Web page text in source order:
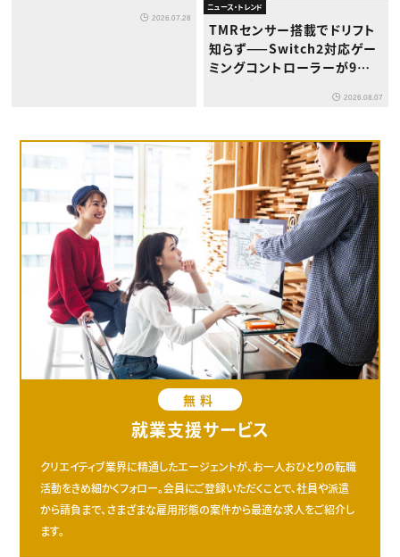
2026.07.28
ニュース・トレンド
TMRセンサー搭載でドリフト
知らず——Switch2対応ゲー
ミングコントローラーが9月
2026.08.07
無料
就業支援サービス
クリエイティブ業界に精通したエージェントが、お一人おひとりの転職
活動をきめ細かくフォロー。会員にご登録いただくことで、社員や派遣
から請負まで、さまざまな雇用形態の案件から最適な求人をご紹介し
ます。